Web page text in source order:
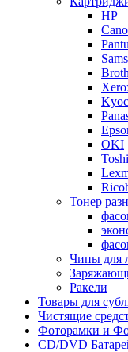
HP
OKI
Тонер
Чипы для
Ракели
Товары для
Чистящие
Фоторамки и
CD/DVD